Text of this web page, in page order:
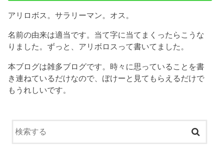
アリロボス。サラリーマン。オス。
名前の由来は適当です。当て字に当てまくったらこうな
りました。ずっと、アリボロスって書いてました。
本ブログは雑多ブログです。時々に思っていることを書
き連ねているだけなので、ぼけーと見てもらえるだけで
もうれしいです。